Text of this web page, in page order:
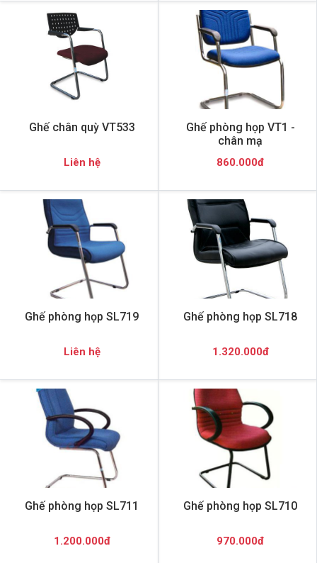
Ghế chân quỳ VT533
Liên hệ
Ghế phòng họp VT1 -
chân mạ
860.000đ
Ghế phòng họp SL719
Liên hệ
Ghế phòng họp SL718
1.320.000đ
Ghế phòng họp SL711
1.200.000đ
Ghế phòng họp SL710
970.000đ